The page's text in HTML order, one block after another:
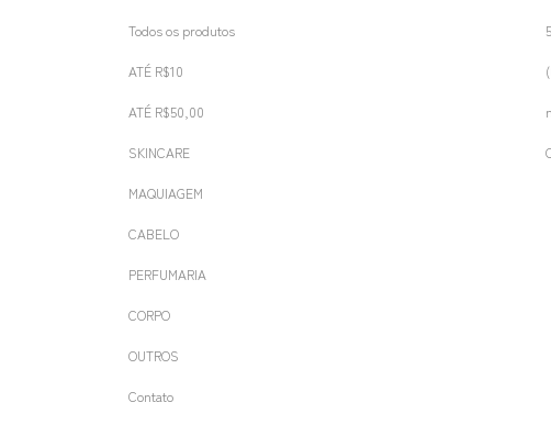
Todos os produtos
ATÉ R$10
ATÉ R$50,00
SKINCARE
MAQUIAGEM
CABELO
PERFUMARIA
CORPO
OUTROS
Contato